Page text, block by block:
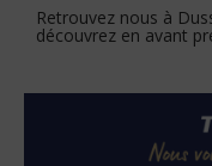
Retrouvez nous à
découvrez en avant